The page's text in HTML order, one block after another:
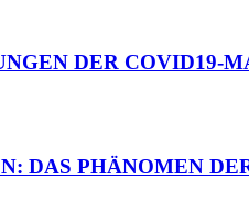
DER COVID19-
DAS PHÄNOMEN